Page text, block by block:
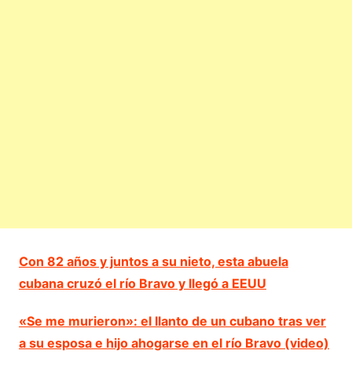
Con 82 años y juntos a su nieto, esta abuela
cubana cruzó el río Bravo y llegó a EEUU
«Se me murieron»: el llanto de un cubano tras ver
a su esposa e hijo ahogarse en el río Bravo (video)